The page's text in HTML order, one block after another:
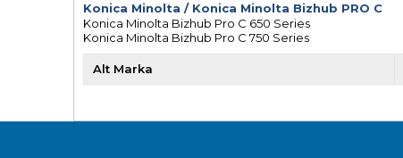
Konica Minolta / Konica Minolta Bizhub PRO C
Konica Minolta Bizhub Pro C 650 Series
Konica Minolta Bizhub Pro C 750 Series
Alt Marka